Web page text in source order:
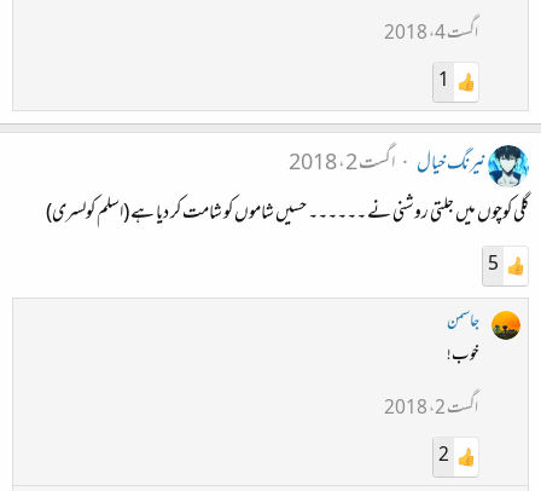
اگست 4، 2018
1
نیرنگ خیال
اگست 2، 2018
گلی کوچوں میں جلتی روشنی نے ۔۔۔۔۔۔ حسیں شاموں کو شامت کر دیا ہے (اسلم کولسری)
5
جاسمن
خوب!
اگست 2، 2018
2